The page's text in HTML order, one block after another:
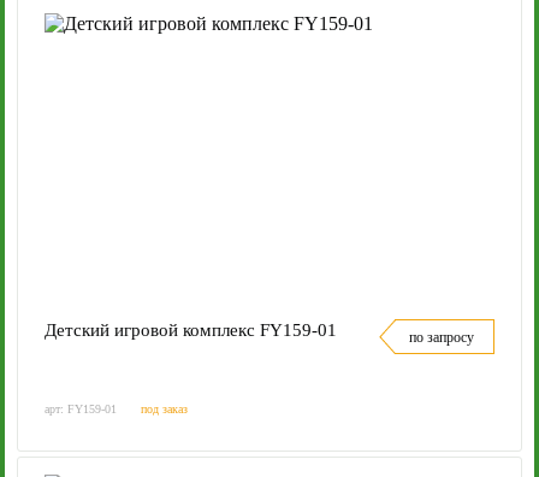
Детский игровой комплекс FY159-01 по запросу
арт: FY159-01 под заказ